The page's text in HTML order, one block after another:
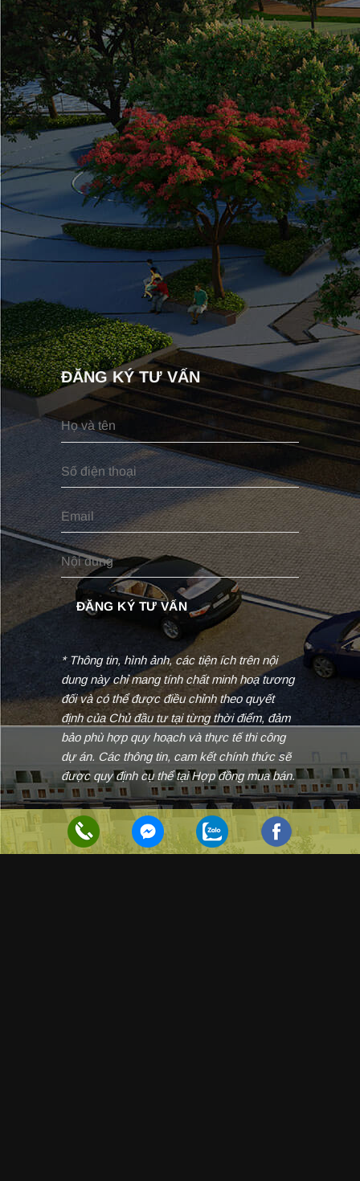
ĐĂNG KÝ TƯ VẤN
* Thông tin, hình ảnh, các tiện ích trên nội
dung này chỉ mang tính chất minh hoạ tương
đối và có thể được điều chỉnh theo quyết
định của Chủ đầu tư tại từng thời điểm, đảm
bảo phù hợp quy hoạch và thực tế thi công
dự án. Các thông tin, cam kết chính thức sẽ
được quy định cụ thể tại Hợp đồng mua bán.